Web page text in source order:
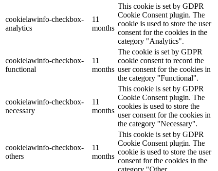
cookielawinfo-checkbox-
analytics
11
months
This cookie is set by GDPR
Cookie Consent plugin. The
cookie is used to store the user
consent for the cookies in the
category "Analytics".
cookielawinfo-checkbox-
functional
11
months
The cookie is set by GDPR
cookie consent to record the
user consent for the cookies in
the category "Functional".
cookielawinfo-checkbox-
necessary
11
months
This cookie is set by GDPR
Cookie Consent plugin. The
cookies is used to store the
user consent for the cookies in
the category "Necessary".
cookielawinfo-checkbox-
others
11
months
This cookie is set by GDPR
Cookie Consent plugin. The
cookie is used to store the user
consent for the cookies in the
category "Other.